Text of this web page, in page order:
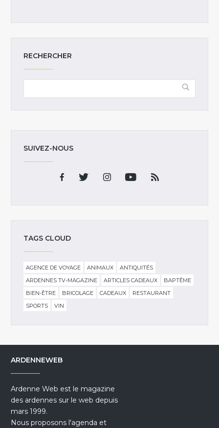
RECHERCHER
SUIVEZ-NOUS
TAGS CLOUD
AGENCE DE VOYAGE ANIMAUX
ANTIQUITÉS
ARDENNES TV-MAGAZINE
ARTICLES CADEAUX
BAPTÊME
BIEN-ÊTRE
BRICOLAGE CADEAUX
RESTAURANT
SPORTS
VIN
ARDENNEWEB
Ardenne Web est le magazine
des ardennes sur le web depuis
mars 1999.
Nous proposons l'agenda et